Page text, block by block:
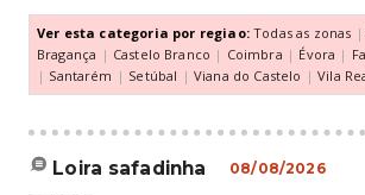
Ver esta categoria por regiao: Todas as zonas |
Bragança | Castelo Branco | Coimbra | Évora |
| Santarém | Setúbal | Viana do Castelo | Vila
loira safadinha 08/08/2026